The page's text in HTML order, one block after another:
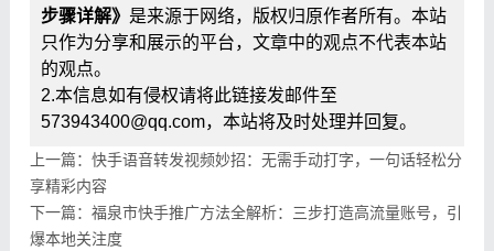
步骤详解》 是来源于网络，版权归原作者所有。本站
只作为分享和展示的平台，文章中的观点不代表本站
的观点。
2.本信息如有侵权请将此链接发邮件至
573943400@qq.com，本站将及时处理并回复。
上一篇：快手语音转发视频妙招：无需手动打字，一句话轻松分
享精彩内容
下一篇：福泉市快手推广方法全解析：三步打造高流量账号，引
爆本地关注度